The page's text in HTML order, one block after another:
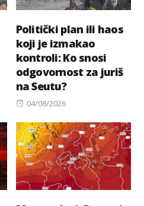
Politički plan ili haos
koji je izmakao
kontroli: Ko snosi
odgovornost za juriš
na Seutu?
Posted
04/08/2026